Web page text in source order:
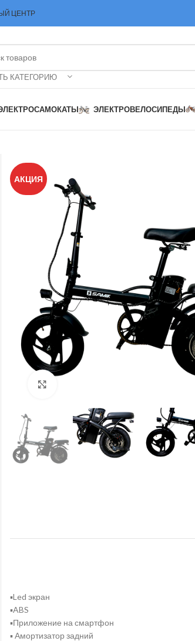
ЦЕНТР
КАТЕГОРИЮ
ЭЛЕКТРОВЕЛОСИПЕДЫ
АКЦИЯ
▪️Led экран
▪️ABS
▪️Приложение на смартфон
▪️ Амортизатор задний